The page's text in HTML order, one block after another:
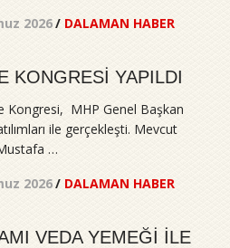
2026/ DALAMAN HABER
KONGRESİ YAPILDI
Kongresi, MHP Genel Başkan
ile gerçekleşti. Mevcut
…
2026/ DALAMAN HABER
VEDA YEMEĞİ İLE